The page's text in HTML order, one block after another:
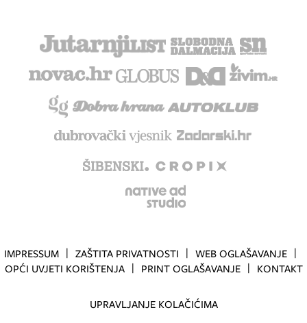
IMPRESSUM ZAŠTITA PRIVATNOSTI
WEB OGLAŠAVANJE
OPĆI UVJETI KORIŠTENJA
PRINT OGLAŠAVANJE KONTAKT
UPRAVLJANJE KOLAČIĆIMA